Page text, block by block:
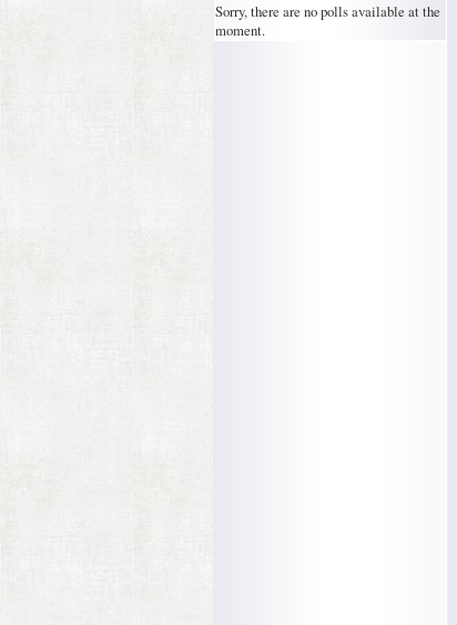
Sorry, there are no polls available at the
moment.